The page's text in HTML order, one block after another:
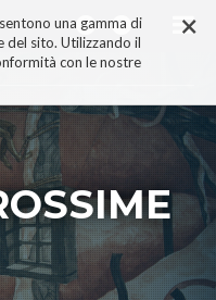
×
una gamma di
del sito. Utilizzando il
con le nostre